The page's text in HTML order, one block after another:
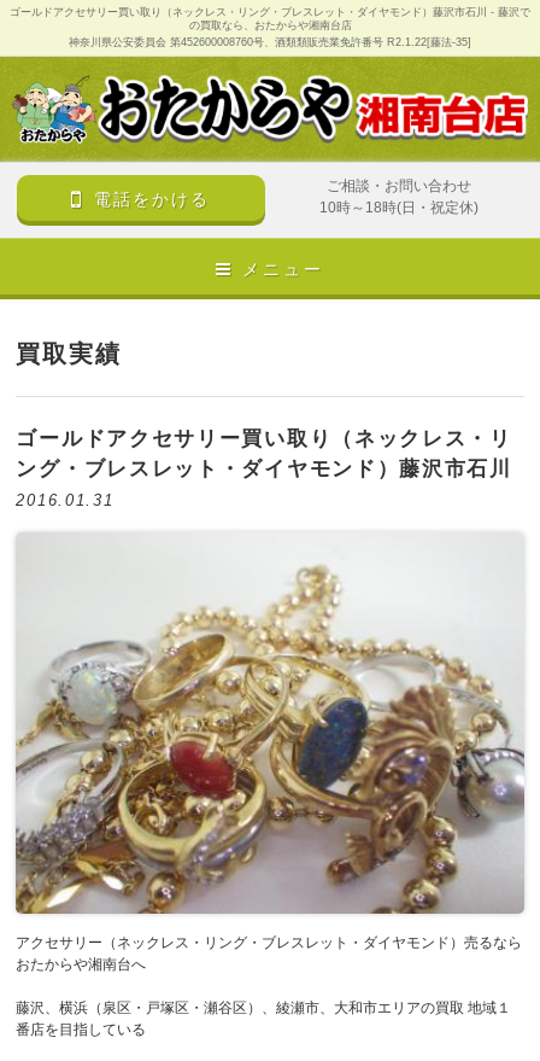
ゴールドアクセサリー買い取り（ネックレス・リング・ブレスレット・ダイヤモンド）藤沢市石川 - 藤沢で
の買取なら、おたからや湘南台店
神奈川県公安委員会 第452600008760号、酒類類販売業免許番号 R2.1.22[藤法-35]
電話をかける
ご相談・お問い合わせ
10時～18時(日・祝定休)
メニュー
買取実績
ゴールドアクセサリー買い取り（ネックレス・リ
ング・ブレスレット・ダイヤモンド）藤沢市石川
2016.01.31
アクセサリー（ネックレス・リング・ブレスレット・ダイヤモンド）売るなら
おたからや湘南台へ
藤沢、横浜（泉区・戸塚区・瀬谷区）、綾瀬市、大和市エリアの買取 地域１
番店を目指している